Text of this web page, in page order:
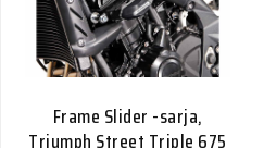
Frame Slider -sarja,
Triumph Street Triple 675